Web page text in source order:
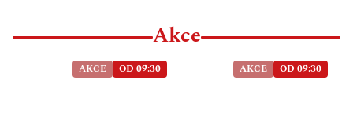
Hračka zdarma! BUN knedlíčky!Akce
AKCE OD 09:30 AKCE OD 09:30